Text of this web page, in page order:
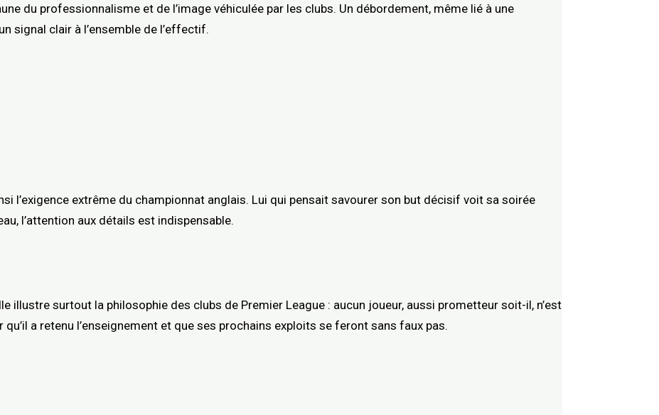
du professionnalisme et de l’image véhiculée par les clubs. Un débordement, même lié à une
signal clair à l’ensemble de l’effectif.
l’exigence extrême du championnat anglais. Lui qui pensait savourer son but décisif voit sa soirée
l’attention aux détails est indispensable.
illustre surtout la philosophie des clubs de Premier League : aucun joueur, aussi prometteur soit-il, n’est
a retenu l’enseignement et que ses prochains exploits se feront sans faux pas.